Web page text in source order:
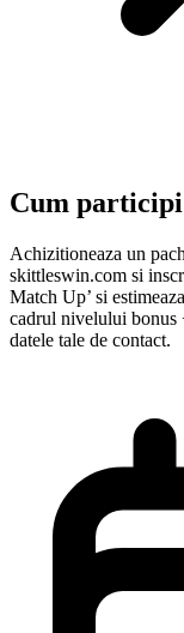
Cum participi
Achizitioneaza un
skittleswin.com si
Match Up’ si
cadrul nivelului bonus
datele tale de contact.